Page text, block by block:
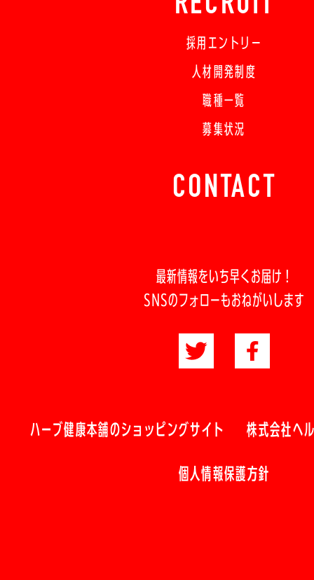
採用エントリー
人材開発制度
職種一覧
募集状況
CONTACT
最新情報をいち早くお届け！
SNSのフォローもおねがいします
ハーブ健康本舗のショッピングサイト 株式会社ヘ
個人情報保護方針